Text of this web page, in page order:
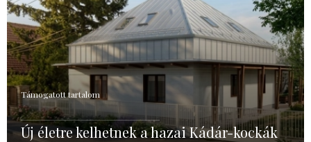
Támogatott tartalom
Új életre kelhetnek a hazai Kádár-kockák